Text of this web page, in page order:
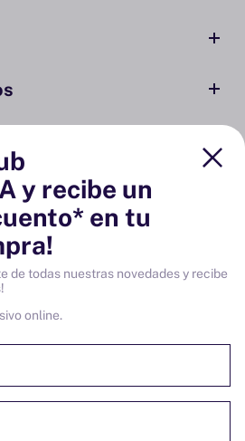
y recibe un
en tu
de todas nuestras novedades y recibe
online.